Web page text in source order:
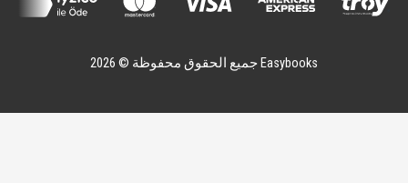
جميع الحقوق محفوظة © 2026 Easybooks